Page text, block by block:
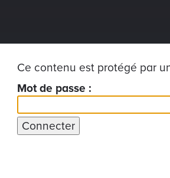
Ce contenu est protégé par
Mot de passe :